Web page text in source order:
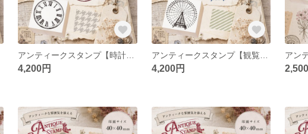
アンティークスタンプ【時計】（印面サイズ：43×43mm）
4,200円 4,200円